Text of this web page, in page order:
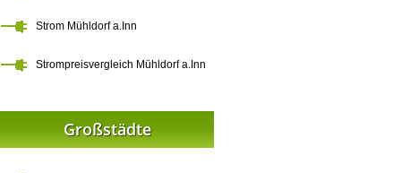
Strom Mühldorf a.Inn
Strompreisvergleich Mühldorf a.Inn
Großstädte